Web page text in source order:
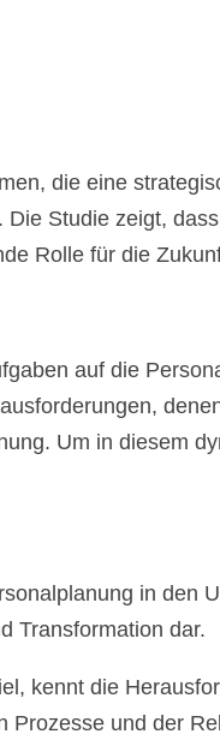
die eine
Studie zeigt,
Rolle für die
auf die
Um in diesem
in den
Transformation dar.
kennt die
und der